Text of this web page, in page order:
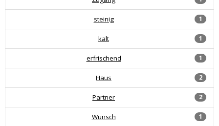
1
steinig
1
kalt
1
erfrischend
2
Haus
2
Partner
1
Wunsch